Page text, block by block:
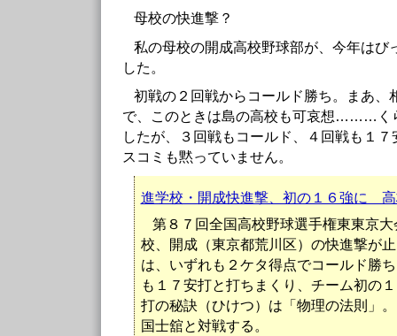
母校の快進撃？
私の母校の開成高校野球部が、今年はび
した。
初戦の２回戦からコールド勝ち。まあ、
で、このときは島の高校も可哀想………く
したが、３回戦もコールド、４回戦も１
スコミも黙っていません。
進学校・開成快進撃、初の１６強に
第８７回全国高校野球選手権東東京
校、開成（東京都荒川区）の快進撃が
は、いずれも２ケタ得点でコールド勝
も１７安打と打ちまくり、チーム初の
打の秘訣（ひけつ）は「物理の法則」
国士舘と対戦する。